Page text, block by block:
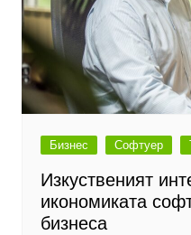
Бизнес Софтуер
Изкуственият
икономиката
бизнеса